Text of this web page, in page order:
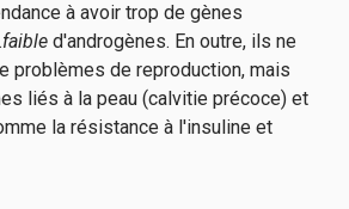
à avoir trop de gènes
faible d'androgènes. En outre, ils ne
problèmes de reproduction, mais
liés à la peau (calvitie précoce) et
la résistance à l'insuline et